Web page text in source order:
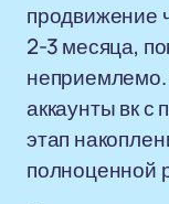
продвижение
2-3 месяца,
неприемлемо.
аккаунты вк
этап
полноценной